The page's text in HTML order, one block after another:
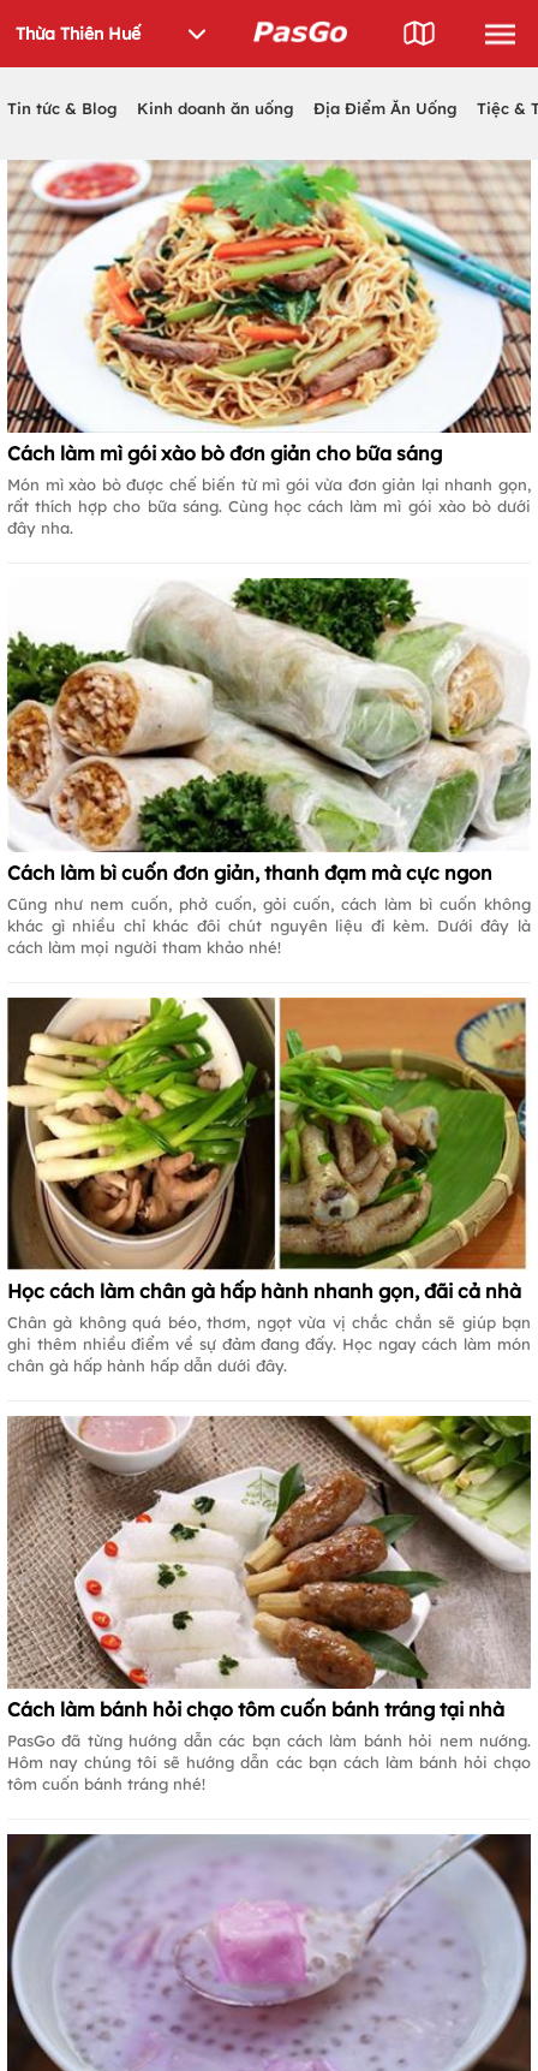
Tin tức & Blog Kinh doanh ăn uống Địa Điểm Ăn Uống Tiệc &
Cách làm mì gói xào bò đơn giản cho bữa sáng
Món mì xào bò được chế biến từ mì gói vừa đơn giản lại nhanh gọn,
rất thích hợp cho bữa sáng. Cùng học cách làm mì gói xào bò dưới
đây nha.
Cách làm bì cuốn đơn giản, thanh đạm mà cực ngon
Cũng như nem cuốn, phở cuốn, gỏi cuốn, cách làm bì cuốn không
khác gì nhiều chỉ khác đôi chút nguyên liệu đi kèm. Dưới đây là
cách làm mọi người tham khảo nhé!
Học cách làm chân gà hấp hành nhanh gọn, đãi cả nhà
Chân gà không quá béo, thơm, ngọt vừa vị chắc chắn sẽ giúp bạn
ghi thêm nhiều điểm về sự đảm đang đấy. Học ngay cách làm món
chân gà hấp hành hấp dẫn dưới đây.
Cách làm bánh hỏi chạo tôm cuốn bánh tráng tại nhà
PasGo đã từng hướng dẫn các bạn cách làm bánh hỏi nem nướng.
Hôm nay chúng tôi sẽ hướng dẫn các bạn cách làm bánh hỏi chạo
tôm cuốn bánh tráng nhé!